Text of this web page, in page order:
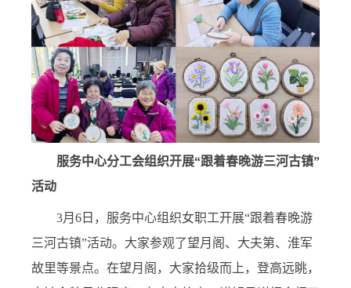
服务中心分工会组织开展“跟着春晚游三河 古镇”
活动
3月6日，服务中心组织女职工开展“跟着春晚游
三河古镇”活动。大家参观了望月阁、大夫第、淮军
故里等景点。在望月阁，大家拾级而上，登高远眺，